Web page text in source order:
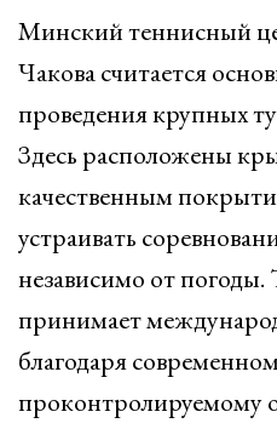
Минский теннисный
Чакова считается
проведения крупных
Здесь расположены
качественным
устраивать
независимо от
принимает
благодаря
проконтролируемому